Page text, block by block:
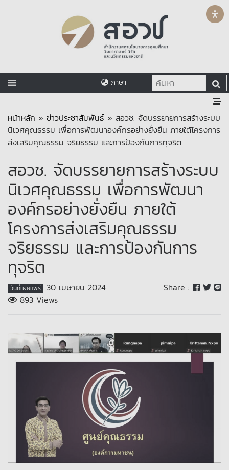
ภาษา
หน้าหลัก » ข่าวประชาสัมพันธ์ » สอวช. จัดบรรยายการสร้างระบบ
นิเวศคุณธรรม เพื่อการพัฒนาองค์กรอย่างยั่งยืน ภายใต้โครงการ
ส่งเสริมคุณธรรม จริยธรรม และการป้องกันการทุจริต
สอวช. จัดบรรยายการสร้างระบบ
นิเวศคุณธรรม เพื่อการพัฒนา
องค์กรอย่างยั่งยืน ภายใต้
โครงการส่งเสริมคุณธรรม
จริยธรรม และการป้องกันการ
ทุจริต
วันที่เผยแพร่ 30 เมษายน 2024
893 Views
Share :